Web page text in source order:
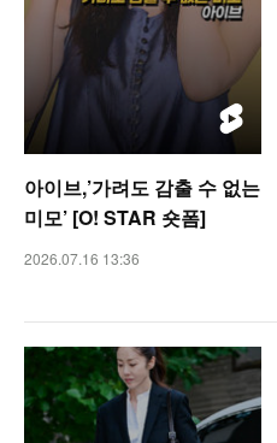
아이브,’가려도 감출 수 없는
미모’ [O! STAR 숏폼]
2026.07.16 13:36